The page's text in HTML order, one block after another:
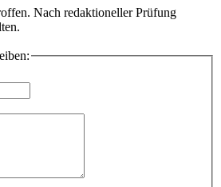
Nach redaktioneller Prüfung